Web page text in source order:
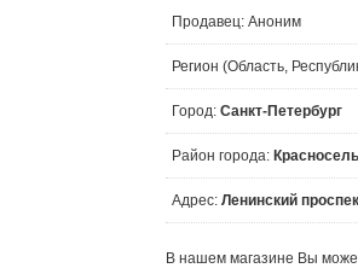
Продавец: Аноним
Регион (Область,
Город: Санкт-Петербург
Район города:
Адрес: Ленинский
В нашем магазине Вы